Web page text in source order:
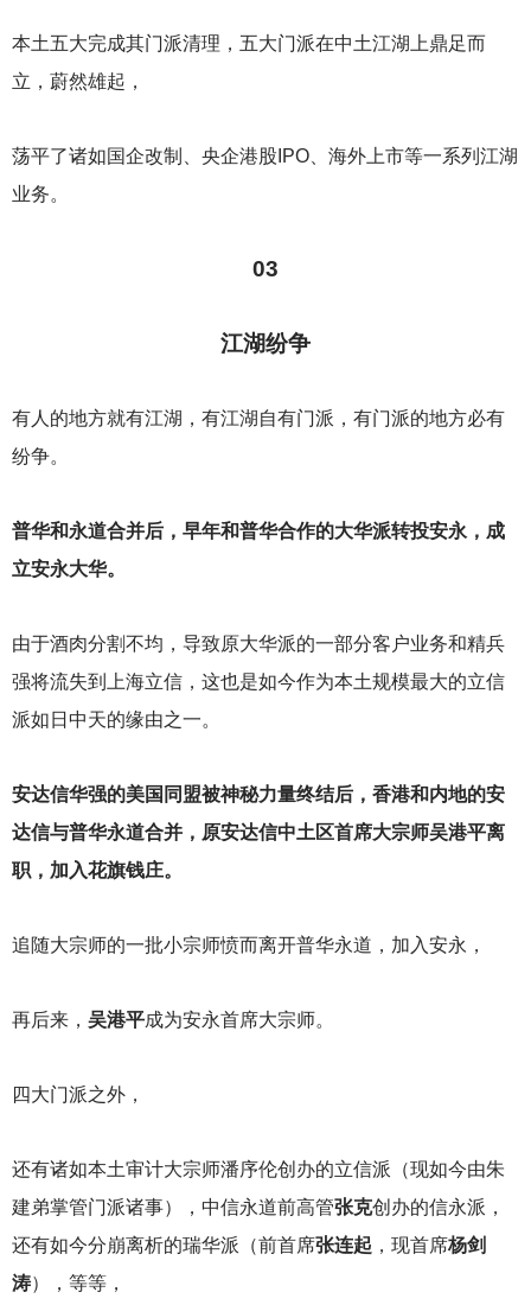
本土五大完成其门派清理，五大门派在中土江湖上鼎足而
立，蔚然雄起，
荡平了诸如国企改制、央企港股IPO、海外上市等一系列江湖
业务。
03
江湖纷争
有人的地方就有江湖，有江湖自有门派，有门派的地方必有
纷争。
普华和永道合并后，早年和普华合作的大华派转投安永，成
立安永大华。
由于酒肉分割不均，导致原大华派的一部分客户业务和精兵
强将流失到上海立信，这也是如今作为本土规模最大的立信
派如日中天的缘由之一。
安达信华强的美国同盟被神秘力量终结后，香港和内地的安
达信与普华永道合并，原安达信中土区首席大宗师吴港平离
职，加入花旗钱庄。
追随大宗师的一批小宗师愤而离开普华永道，加入安永，
再后来， 吴港平成为安永首席大宗师。
四大门派之外，
还有诸如本土审计大宗师潘序伦创办的立信派（现如今由朱
建弟掌管门派诸事），中信永道前高管张克创办的信永派，
还有如今分崩离析的瑞华派（前首席张连起 ，现首席杨剑
涛），等等，